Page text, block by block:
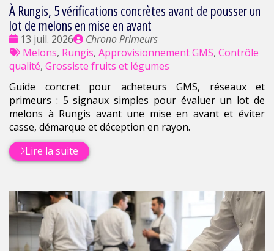
À Rungis, 5 vérifications concrètes avant de pousser un
lot de melons en mise en avant
Date
:
13 juil. 2026
Publié
par
Chrono Primeurs
Tags
:
Melons, Rungis, Approvisionnement GMS, Contrôle
qualité, Grossiste fruits et légumes
Guide concret pour acheteurs GMS, réseaux et
primeurs : 5 signaux simples pour évaluer un lot de
melons à Rungis avant une mise en avant et éviter
casse, démarque et déception en rayon.
Lire la suite